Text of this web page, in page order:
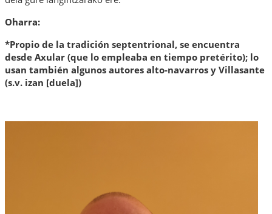
Oharra:
*Propio de la tradición septentrional, se encuentra
desde Axular (que lo empleaba en tiempo pretérito); lo
usan también algunos autores alto-navarros y Villasante
(s.v. izan [duela])